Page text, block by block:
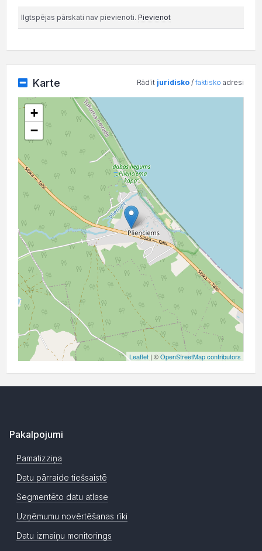
Ilgtspējas pārskati nav pievienoti. Pievienot
Karte Rādīt juridisko /faktisko adresi
+
−
Leaflet | ©OpenStreetMap contributors
Pakalpojumi
Pamatizziņa
Datu pārraide tiešsaistē
Segmentēto datu atlase
Uzņēmumu novērtēšanas rīki
Datu izmaiņu monitorings